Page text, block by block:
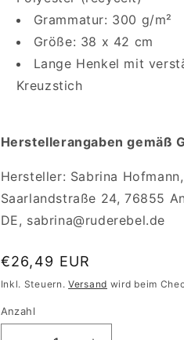
Grammatur: 300 g/m²
Größe: 38 x 42 cm
Lange Henkel mit
Kreuzstich
Herstellerangaben gemäß
Hersteller: Sabrina Hofmann,
Saarlandstraße 24, 76855
DE, sabrina@ruderebel.de
Normaler
Preis
€26,49 EUR
Inkl. Steuern.Versand wird beim
Anzahl